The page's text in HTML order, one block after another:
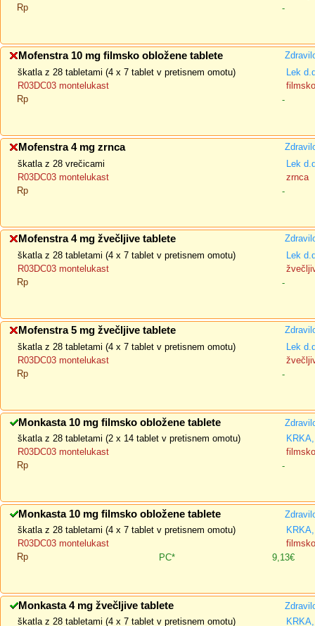
Rp
-
Mofenstra 10 mg filmsko obložene tablete
škatla z 28 tabletami (4 x 7 tablet v pretisnem omotu)
Lek
R03DC03 montelukast
Rp
-
Mofenstra 4 mg zrnca
škatla z 28 vrečicami
Lek
R03DC03 montelukast
zrnca
Rp
-
Mofenstra 4 mg žvečljive tablete
škatla z 28 tabletami (4 x 7 tablet v pretisnem omotu)
Lek
R03DC03 montelukast
Rp
-
Mofenstra 5 mg žvečljive tablete
škatla z 28 tabletami (4 x 7 tablet v pretisnem omotu)
Lek
R03DC03 montelukast
Rp
-
Monkasta 10 mg filmsko obložene tablete
škatla z 28 tabletami (2 x 14 tablet v pretisnem omotu)
R03DC03 montelukast
Rp
-
Monkasta 10 mg filmsko obložene tablete
škatla z 28 tabletami (4 x 7 tablet v pretisnem omotu)
R03DC03 montelukast
Rp
PC* 9,13€
Monkasta 4 mg žvečljive tablete
škatla z 28 tabletami (4 x 7 tablet v pretisnem omotu)